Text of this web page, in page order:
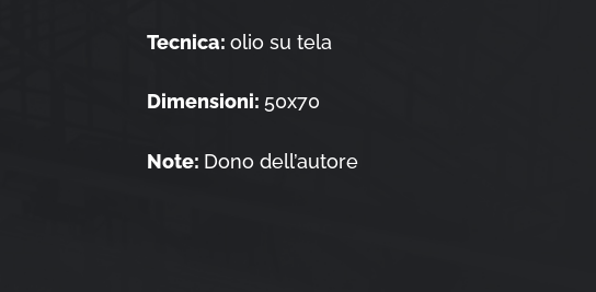
Tecnica:olio su tela
Dimensioni: 50x70
Note: Dono dell’autore